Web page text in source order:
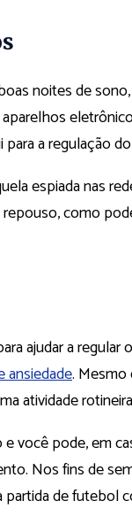
noites de
a regulação
espiada nas
como
ajudar a regular
ansiedade.
atividade
você pode, em
Nos fins de
partida de futebol